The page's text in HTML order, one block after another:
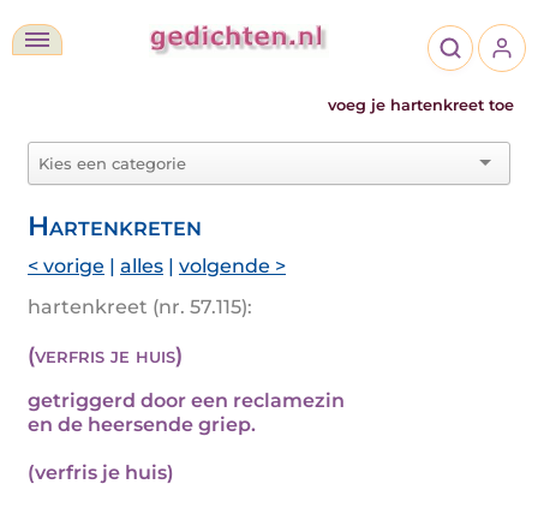
voeg je hartenkreet toe
Hartenkreten
< vorige | alles | volgende >
hartenkreet (nr. 57.115):
(verfris je huis)
getriggerd door een reclamezin
en de heersende griep.
(verfris je huis)